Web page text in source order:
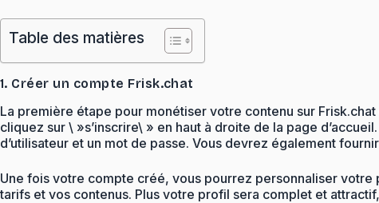
Table des matières
1. Créer un compte Frisk.chat
La première étape pour monétiser votre contenu sur
cliquez sur \ »s’inscrire\ » en haut à droite de la page
d’utilisateur et un mot de passe. Vous devrez également
Une fois votre compte créé, vous pourrez personnaliser
tarifs et vos contenus. Plus votre profil sera complet et